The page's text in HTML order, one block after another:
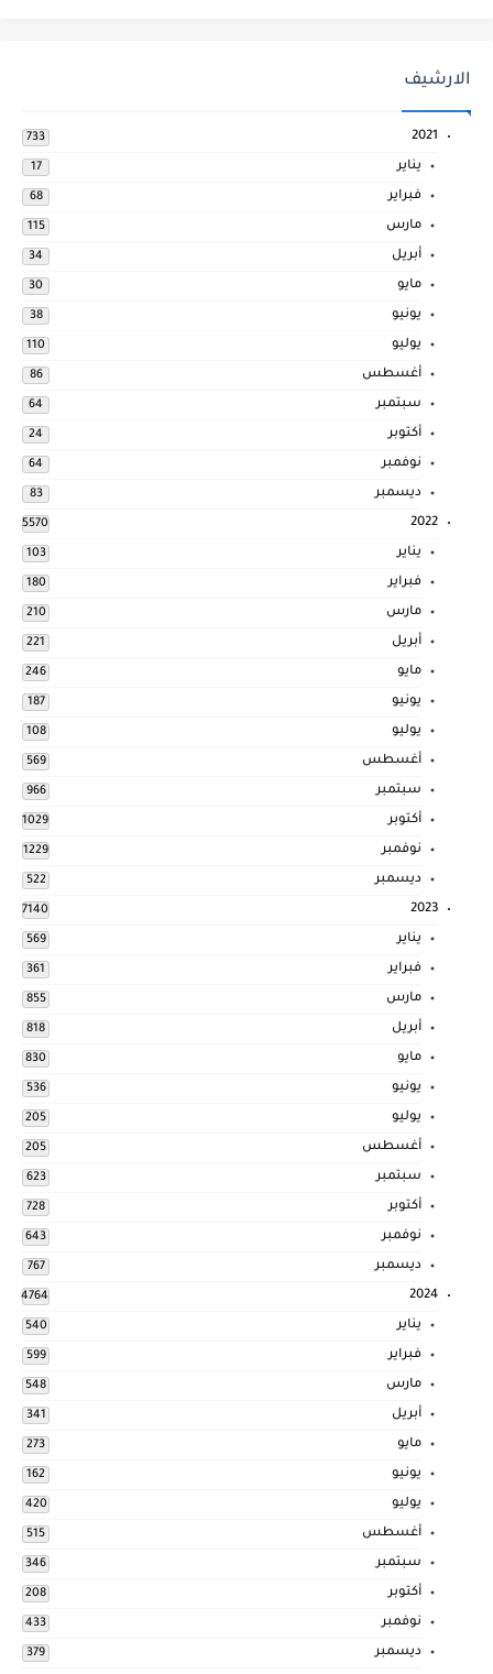
الارشيف
2021
733
يناير 17
فبراير 68
مارس 115
أبريل 34
مايو 30
يونيو 38
يوليو 110
أغسطس 86
سبتمبر 64
أكتوبر 24
نوفمبر 64
ديسمبر 83
2022
5570
يناير 103
فبراير 180
مارس 210
أبريل 221
مايو 246
يونيو 187
يوليو 108
أغسطس 569
سبتمبر 966
أكتوبر 1029
نوفمبر 1229
ديسمبر 522
2023
7140
يناير 569
فبراير 361
مارس 855
أبريل 818
مايو 830
يونيو 536
يوليو 205
أغسطس 205
سبتمبر 623
أكتوبر 728
نوفمبر 643
ديسمبر 767
2024
4764
يناير 540
فبراير 599
مارس 548
أبريل 341
مايو 273
يونيو 162
يوليو 420
أغسطس 515
سبتمبر 346
أكتوبر 208
نوفمبر 433
ديسمبر 379